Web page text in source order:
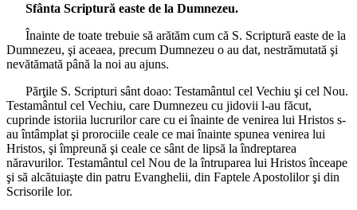
Sfânta Scriptură easte de la Dumnezeu.
Înainte de toate trebuie să arătăm cum că S. Scriptură easte de la
Dumnezeu, şi aceaea, precum Dumnezeu o au dat, nestrămutată şi
nevătămată până la noi au ajuns.
Părţile S. Scripturi sânt doao: Testamântul cel Vechiu şi cel Nou.
Testamântul cel Vechiu, care Dumnezeu cu jidovii l-au făcut,
cuprinde istoriia lucrurilor care cu ei înainte de venirea lui Hristos s-
au întâmplat şi prorociile ceale ce mai înainte spunea venirea lui
Hristos, şi împreună şi ceale ce sânt de lipsă la îndreptarea
năravurilor. Testamântul cel Nou de la întruparea lui Hristos înceape
şi să alcătuiaşte din patru Evanghelii, din Faptele Apostolilor şi din
Scrisorile lor.